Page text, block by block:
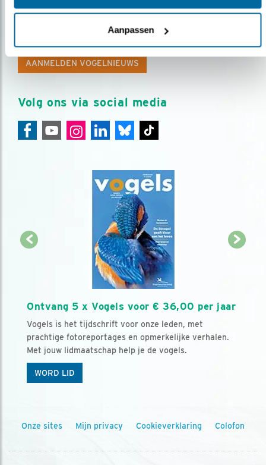
Aanpassen
Op de hoogte blijven?
Meld je aan en ontvang nieuws, inspiratie, acties en tips
AANMELDEN VOGELNIEUWS
Volg ons via social media
Ontvang 5 x Vogels voor € 36,00 per jaar
Vogels is het tijdschrift voor onze leden, met
prachtige fotoreportages en opmerkelijke verhalen.
Met jouw lidmaatschap help je de vogels.
WORD LID
Onze sites Mijn privacy Cookieverklaring Colofon